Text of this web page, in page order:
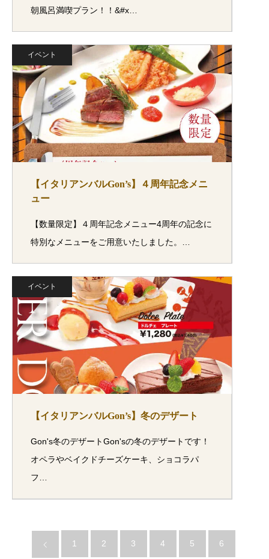
朝風呂満喫プラン！！&#x…
イベント
【イタリアンバルGon’s】４周年記念メニ
ュー
【数量限定】４周年記念メニュー4周年の記念に
特別なメニューをご用意いたしました。…
イベント
【イタリアンバルGon’s】冬のデザート
Gon's冬のデザートGon'sの冬のデザートです！
オペラやベイクドチーズケーキ、ショコラパ
フ…
1 2 3 4 5 6